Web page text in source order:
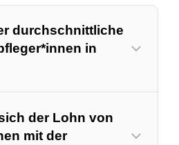
durchschnittliche
in
der Lohn von
mit der